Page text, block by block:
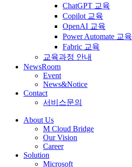
ChatGPT 교육
Copilot 교육
OpenAI 교육
Power Automate 교육
Fabric 교육
교육과정 안내
NewsRoom
Event
News&Notice
Contact
서비스문의
About Us
M Cloud Bridge
Our Vision
Career
Solution
Microsoft